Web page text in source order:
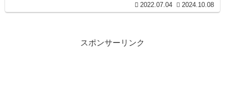
2022.07.04 2024.10.08
スポンサーリンク